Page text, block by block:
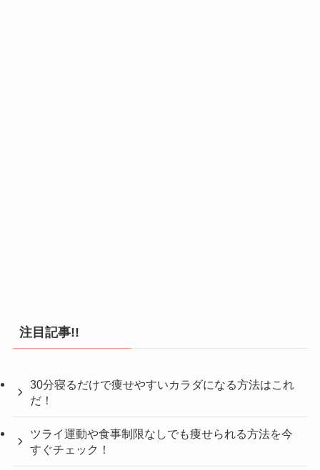
注目記事!!
30分寝るだけで痩せやすいカラダになる方法はこれ
だ！
ツライ運動や食事制限なしでも痩せられる方法を今
すぐチェック！